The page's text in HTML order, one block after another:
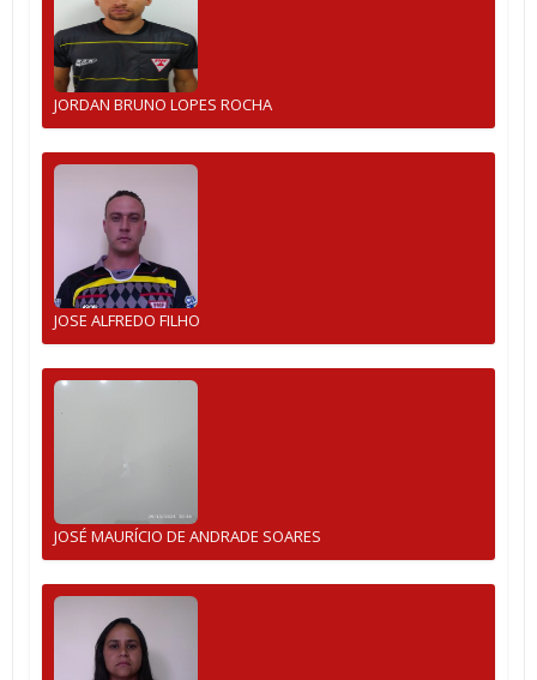
JORDAN BRUNO LOPES ROCHA
JOSE ALFREDO FILHO
JOSÉ MAURÍCIO DE ANDRADE SOARES